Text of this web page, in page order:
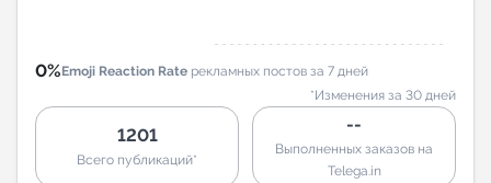
0%Emoji Reaction Rate рекламных постов за 7 дней
*Изменения за 30 дней
1201
Всего публикаций*
--
Выполненных заказов на
Telega.in